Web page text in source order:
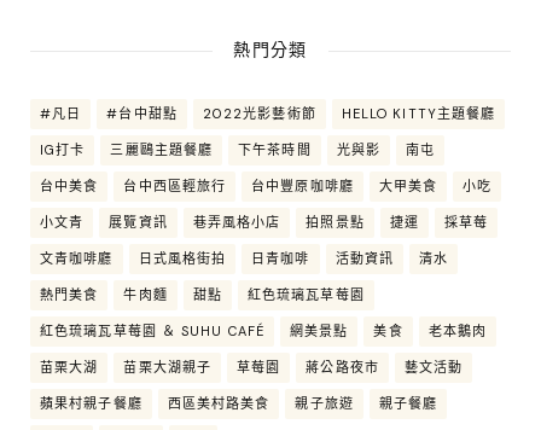
熱門分類
#凡日 #台中甜點 2022光影藝術節 HELLO KITTY主題餐廳
IG打卡 三麗鷗主題餐廳 下午茶時間 光與影 南屯
台中美食 台中西區輕旅行 台中豐原咖啡廳 大甲美食 小吃
小文青 展覽資訊 巷弄風格小店 拍照景點 捷運 採草莓
文青咖啡廳 日式風格街拍 日青咖啡 活動資訊 清水
熱門美食 牛肉麵 甜點 紅色琉璃瓦草莓園
紅色琉璃瓦草莓園 ＆ SUHU CAFÉ 網美景點 美食 老本鵝肉
苗栗大湖 苗栗大湖親子 草莓園 蔣公路夜市 藝文活動
蘋果村親子餐廳 西區美村路美食 親子旅遊 親子餐廳